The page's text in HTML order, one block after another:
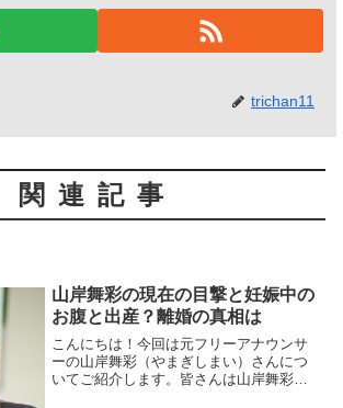
trichan11
関連記事
山岸舞彩の現在の目撃と妊娠中の
お腹と出産？離婚の真相は
こんにちは！今回は元フリーアナウンサ
ーの山岸舞彩（やまぎしまい）さんにつ
いてご紹介します。皆さんは山岸舞彩さ